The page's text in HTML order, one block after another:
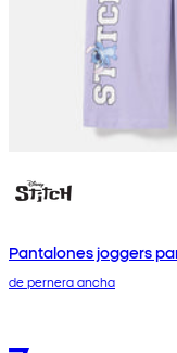
Pantalones joggers
de pernera ancha